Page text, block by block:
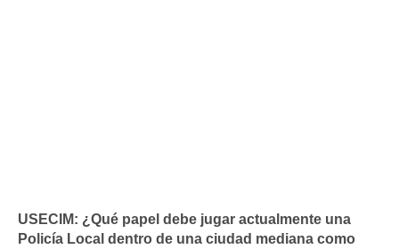
USECIM: ¿Qué papel debe jugar actualmente una
Policía Local dentro de una ciudad mediana como